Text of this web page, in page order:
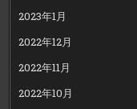
2023年1月
2022年12月
2022年11月
2022年10月